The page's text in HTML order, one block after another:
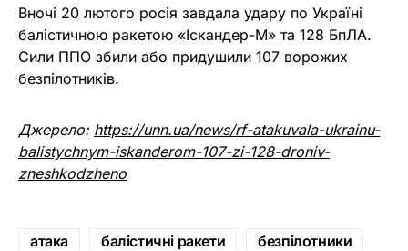
Вночі 20 лютого росія завдала удару по Україні
балістичною ракетою «Іскандер-М» та 128 БпЛА.
Сили ППО збили або придушили 107 ворожих
безпілотників.
Джерело: https://unn.ua/news/rf-atakuvala-ukrainu-
balistychnym-iskanderom-107-zi-128-droniv-
zneshkodzheno
атака балістичні ракети
безпілотники